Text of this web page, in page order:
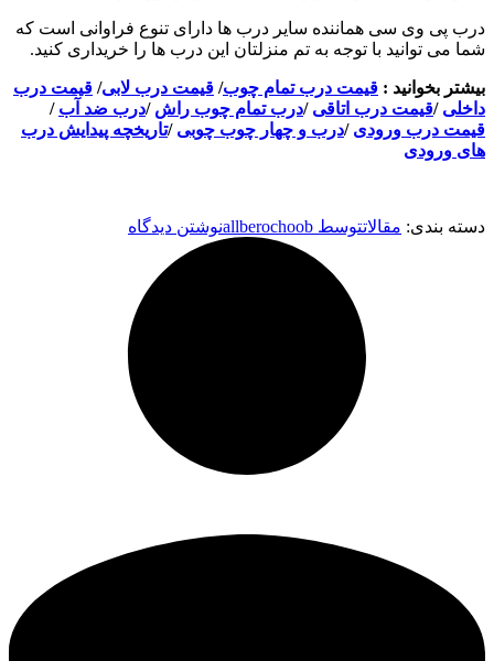
درب پی وی سی هماننده سایر درب ها دارای تنوع فراوانی است که
شما می توانید با توجه به تم منزلتان این درب ها را خریداری کنید.
بیشتر بخوانید : قیمت درب تمام چوب/ قیمت درب لابی/ قیمت درب
داخلی /قیمت درب اتاقی /درب تمام چوب راش /درب ضد آب /
قیمت درب ورودی /درب و چهار چوب چوبی /تاریخچه پیدایش درب
های ورودی
دسته بندی: مقالاتتوسط allberochoobنوشتن دیدگاه